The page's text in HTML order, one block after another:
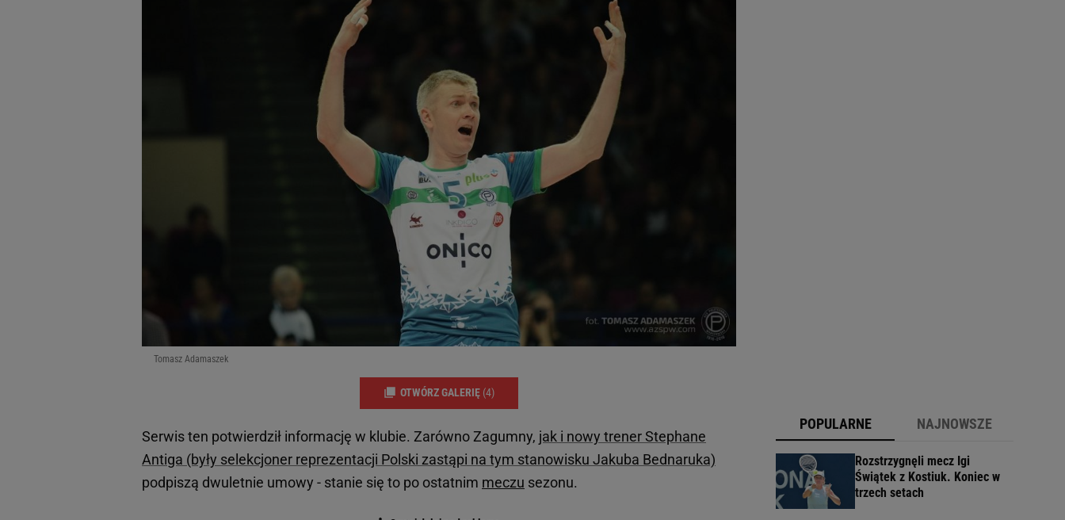
Tomasz Adamaszek
OTWÓRZ GALERIĘ (4)
Serwis ten potwierdził informację w klubie. Zarówno Zagumny, jak i nowy trener Stephane
Antiga (były selekcjoner reprezentacji Polski zastąpi na tym stanowisku Jakuba Bednaruka)
podpiszą dwuletnie umowy - stanie się to po ostatnim meczu sezonu.
POPULARNE NAJNOWSZE
Rozstrzygnęli mecz Igi
Świątek z Kostiuk. Koniec w
trzech setach